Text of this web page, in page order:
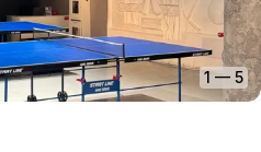
1 — 5